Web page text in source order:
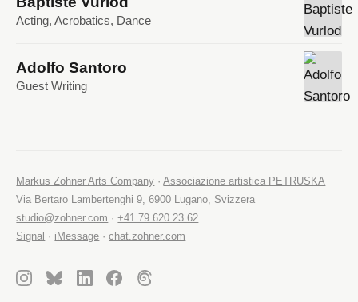
Acting, Acrobatics, Dance
Adolfo Santoro
Guest Writing
Markus Zohner Arts Company ·Associazione artistica PETRUSKA
Via Bertaro Lambertenghi 9, 6900 Lugano, Svizzera
studio@zohner.com ·+41 79 620 23 62
Signal · iMessage ·chat.zohner.com